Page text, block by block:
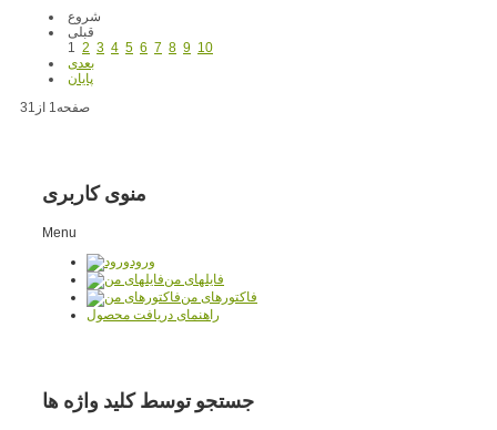
شروع
قبلی
1 2 3 4 5 6 7 8 9 10
بعدی
پایان
صفحه1 از31
منوی کاربری
Menu
ورود
فایلهای من
فاکتورهای من
راهنمای دریافت محصول
جستجو توسط کلید واژه ها